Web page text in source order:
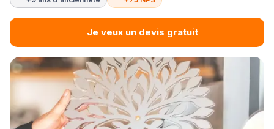
Je veux un devis gratuit